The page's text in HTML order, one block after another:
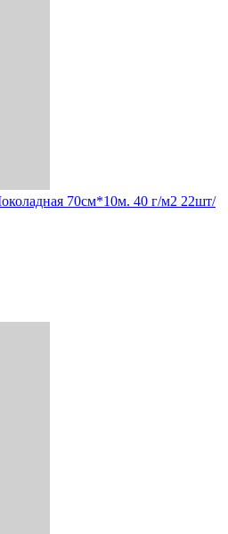
70см*10м. 40 г/м2 22шт/